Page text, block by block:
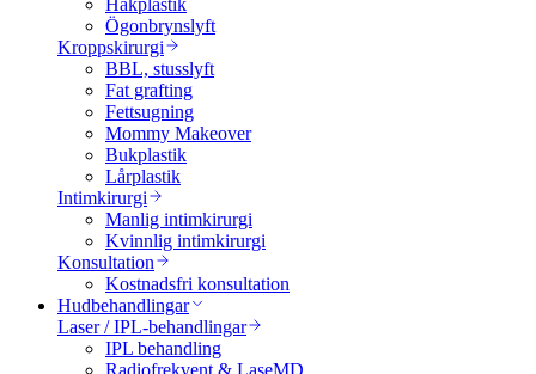
Hakplastik
Ögonbrynslyft
Kroppskirurgi
BBL, stusslyft
Fat grafting
Fettsugning
Mommy Makeover
Bukplastik
Lårplastik
Intimkirurgi
Manlig intimkirurgi
Kvinnlig intimkirurgi
Konsultation
Kostnadsfri konsultation
Hudbehandlingar
Laser / IPL-behandlingar
IPL behandling
Radiofrekvent & LaseMD